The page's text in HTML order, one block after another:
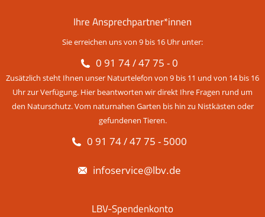
Ihre Ansprechpartner*innen
Sie erreichen uns von 9 bis 16 Uhr unter:
0 91 74 / 47 75 - 0
Zusätzlich steht Ihnen unser Naturtelefon von 9 bis 11 und von 14 bis 16
Uhr zur Verfügung. Hier beantworten wir direkt Ihre Fragen rund um
den Naturschutz. Vom naturnahen Garten bis hin zu Nistkästen oder
gefundenen Tieren.
0 91 74 / 47 75 - 5000
infoservice@lbv.de
LBV-Spendenkonto